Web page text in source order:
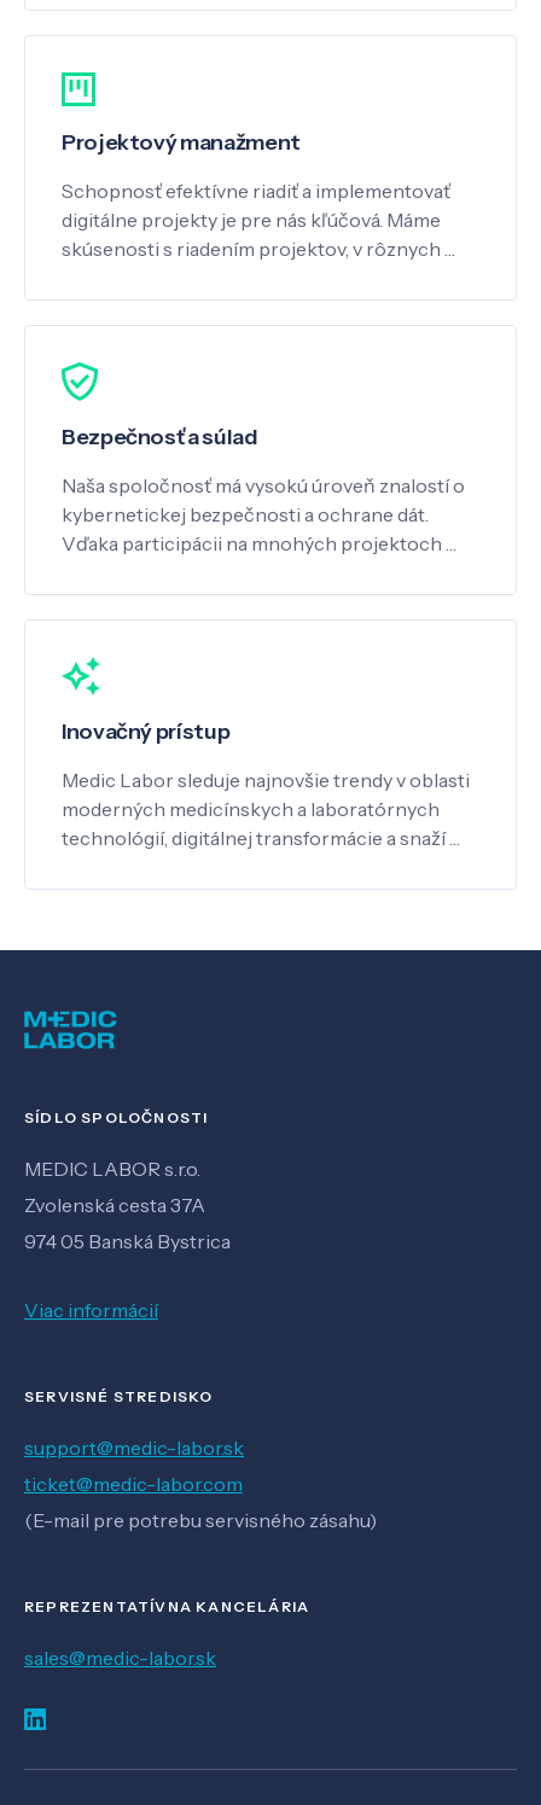
Projektový manažment
Schopnosť efektívne riadiť a implementovať
digitálne projekty je pre nás kľúčová. Máme
skúsenosti s riadením projektov, v rôznych …
Bezpečnosť a súlad
Naša spoločnosť má vysokú úroveň znalostí o
kybernetickej bezpečnosti a ochrane dát.
Vďaka participácii na mnohých projektoch …
Inovačný prístup
Medic Labor sleduje najnovšie trendy v oblasti
moderných medicínskych a laboratórnych
technológií, digitálnej transformácie a snaží …
SÍDLO SPOLOČNOSTI
MEDIC LABOR s.r.o.
Zvolenská cesta 37A
974 05 Banská Bystrica
Viac informácií
SERVISNÉ STREDISKO
support@medic-labor.sk
ticket@medic-labor.com
(E-mail pre potrebu servisného zásahu)
REPREZENTATÍVNA KANCELÁRIA
sales@medic-labor.sk